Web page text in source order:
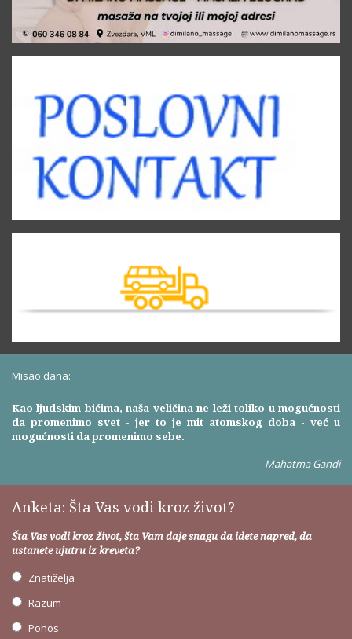
Misao dana:
Kao ljudskim bićima, naša veličina ne leži toliko u mogućnosti
da promenimo svet - jer to je mit atomskog doba - već u
mogućnosti da promenimo sebe.
Mahatma Gandi
Anketa: Šta Vas vodi kroz život?
Šta Vas vodi kroz život, šta Vam daje snagu da idete napred, da
ustanete ujutru iz kreveta?
Znatiželja
Razum
Ponos